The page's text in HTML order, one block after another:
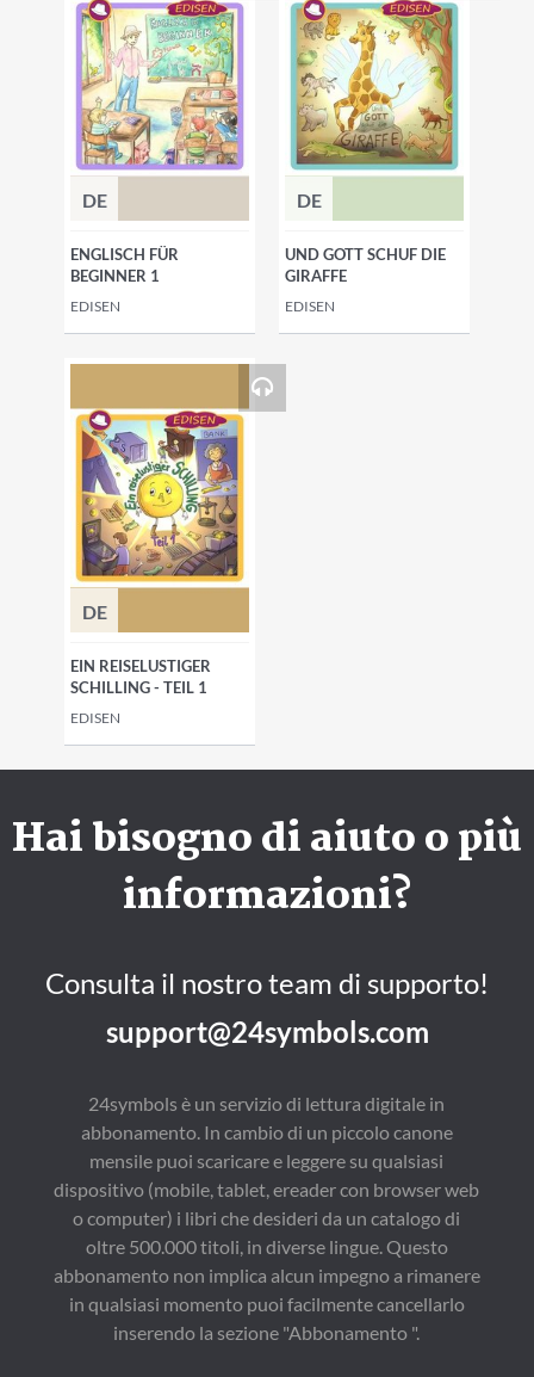
DE
ENGLISCH FÜR
BEGINNER 1
EDISEN
DE
UND GOTT SCHUF DIE
GIRAFFE
EDISEN
DE
EIN REISELUSTIGER
SCHILLING - TEIL 1
EDISEN
Hai bisogno di aiuto o più
informazioni?
Consulta il nostro team di supporto!
support@24symbols.com
24symbols è un servizio di lettura digitale in
abbonamento. In cambio di un piccolo canone
mensile puoi scaricare e leggere su qualsiasi
dispositivo (mobile, tablet, ereader con browser web
o computer) i libri che desideri da un catalogo di
oltre 500.000 titoli, in diverse lingue. Questo
abbonamento non implica alcun impegno a rimanere
in qualsiasi momento puoi facilmente cancellarlo
inserendo la sezione "Abbonamento ".